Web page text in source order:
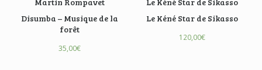
Disumba – Musique de la
forêt
35,00€
Le Kéné Star de Sikasso
120,00€